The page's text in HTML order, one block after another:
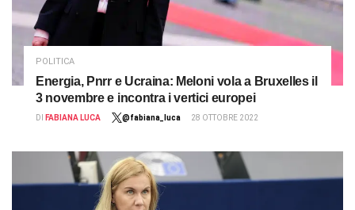
POLITICA
Energia, Pnrr e Ucraina: Meloni vola a Bruxelles il
3 novembre e incontra i vertici europei
DI FABIANA LUCA @fabiana_luca 28 OTTOBRE 2022